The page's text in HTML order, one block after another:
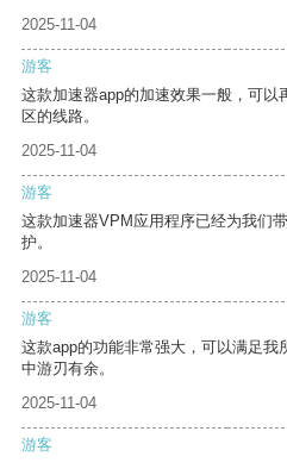
2025-11-04
游客
这款加速器app的加速效果一般，可
区的线路。
2025-11-04
游客
这款加速器VPM应用程序已经为我们
护。
2025-11-04
游客
这款app的功能非常强大，可以满足
中游刃有余。
2025-11-04
游客